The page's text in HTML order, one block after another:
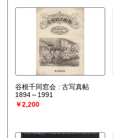
谷根千同窓会 : 古写真帖
1894～1991
￥2,200